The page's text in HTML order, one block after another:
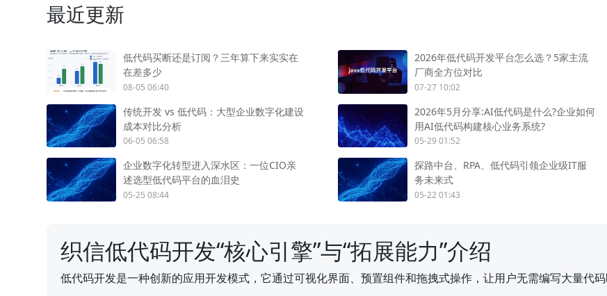
最近更新
低代码买断还是订阅？三年算下来实实在
在差多少
08-05 06:40
2026年低代码开发平台怎么选？5家主流
厂商全方位对比
07-27 10:02
传统开发 vs 低代码：大型企业数字化建设
成本对比分析
06-05 06:58
2026年5月分享:AI低代码是什么?企业如何
用AI低代码构建核心业务系统?
05-29 01:52
企业数字化转型进入深水区：一位CIO亲
述选型低代码平台的血泪史
05-25 08:44
探路中台、RPA、低代码引领企业级IT服
务未来式
05-22 01:43
织信低代码开发“核心引擎”与“拓展能力”介绍
低代码开发是一种创新的应用开发模式，它通过可视化界面、预置组件和拖拽式操作，让用户无需编写大量代码